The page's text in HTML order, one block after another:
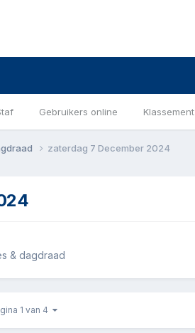
Gebruikers online Klassement
zaterdag 7 December 2024
& dagdraad
1 van 4